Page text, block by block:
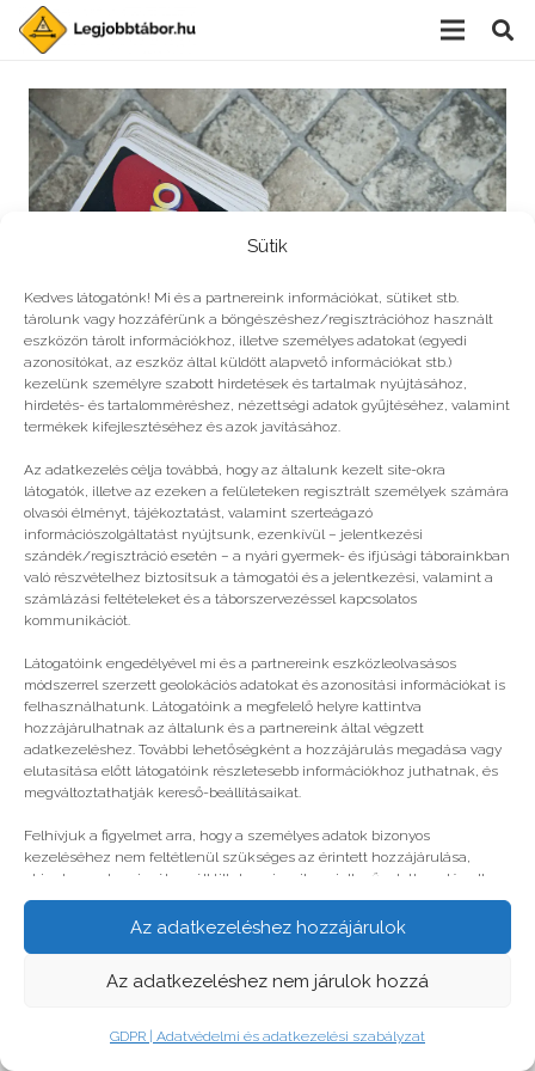
Sütik
Kedves látogatónk! Mi és a partnereink információkat, sütiket stb.
tárolunk vagy hozzáférünk a böngészéshez/regisztrációhoz használt
eszközön tárolt információkhoz, illetve személyes adatokat (egyedi
azonosítókat, az eszköz által küldött alapvető információkat stb.)
kezelünk személyre szabott hirdetések és tartalmak nyújtásához,
hirdetés- és tartalomméréshez, nézettségi adatok gyűjtéséhez, valamint
termékek kifejlesztéséhez és azok javításához.
Az adatkezelés célja továbbá, hogy az általunk kezelt site-okra
látogatók, illetve az ezeken a felületeken regisztrált személyek számára
olvasói élményt, tájékoztatást, valamint szerteágazó
információszolgáltatást nyújtsunk, ezenkívül – jelentkezési
szándék/regisztráció esetén – a nyári gyermek- és ifjúsági táborainkban
való részvételhez biztosítsuk a támogatói és a jelentkezési, valamint a
számlázási feltételeket és a táborszervezéssel kapcsolatos
kommunikációt.
Látogatóink engedélyével mi és a partnereink eszközleolvasásos
módszerrel szerzett geolokációs adatokat és azonosítási információkat is
felhasználhatunk. Látogatóink a megfelelő helyre kattintva
hozzájárulhatnak az általunk és a partnereink által végzett
adatkezeléshez. További lehetőségként a hozzájárulás megadása vagy
elutasítása előtt látogatóink részletesebb információkhoz juthatnak, és
megváltoztathatják kereső-beállításaikat.
Felhívjuk a figyelmet arra, hogy a személyes adatok bizonyos
kezeléséhez nem feltétlenül szükséges az érintett hozzájárulása,
akinek azonban jogában áll tiltakozni az ilyen jellegű adatkezelés ellen.
A beállítások csak erre a weboldalra érvényesek. Erre a webhelyre
visszatérve vagy az ADATKEZELÉSI TÁJÉKOZTATÓ, ADATVÉDELMI ÉS
Az adatkezeléshez hozzájárulok
Az adatkezeléshez nem járulok hozzá
GDPR | Adatvédelmi és adatkezelési szabályzat
Hat ok, amiért jó társasjátékozni
© legjobbtabor.hu
GDPR | Adatvédelmi és adatkezelési szabályzat